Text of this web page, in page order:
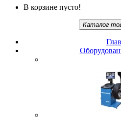
В корзине пусто!
Каталог